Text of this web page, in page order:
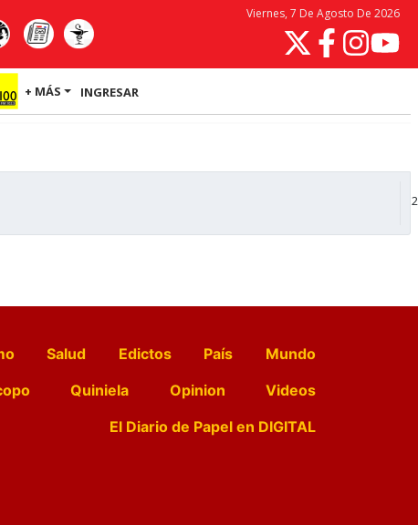
Viernes, 7 De Agosto De 2026
+ MÁS INGRESAR
Salud Edictos País
Mundo
Quiniela Opinion
Videos
El Diario de Papel en DIGITAL